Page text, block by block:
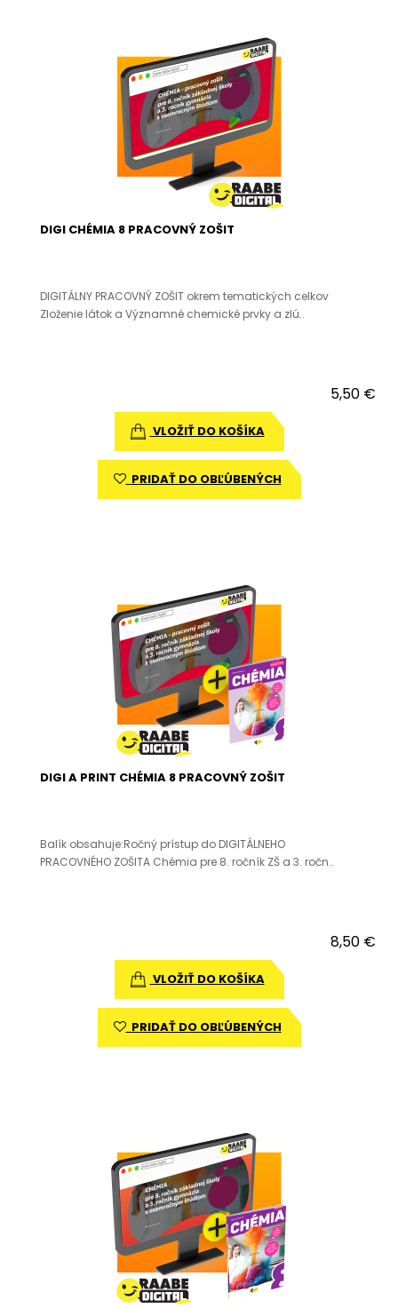
DIGI CHÉMIA 8 PRACOVNÝ ZOŠIT
DIGITÁLNY PRACOVNÝ ZOŠIT okrem tematických celkov
Zloženie látok a Významné chemické prvky a zlú..
5,50 €
VLOŽIŤ DO KOŠÍKA
PRIDAŤ DO OBĽÚBENÝCH
DIGI A PRINT CHÉMIA 8 PRACOVNÝ ZOŠIT
Balík obsahuje:Ročný prístup do DIGITÁLNEHO
PRACOVNÉHO ZOŠITA Chémia pre 8. ročník ZŠ a 3. ročn..
8,50 €
VLOŽIŤ DO KOŠÍKA
PRIDAŤ DO OBĽÚBENÝCH